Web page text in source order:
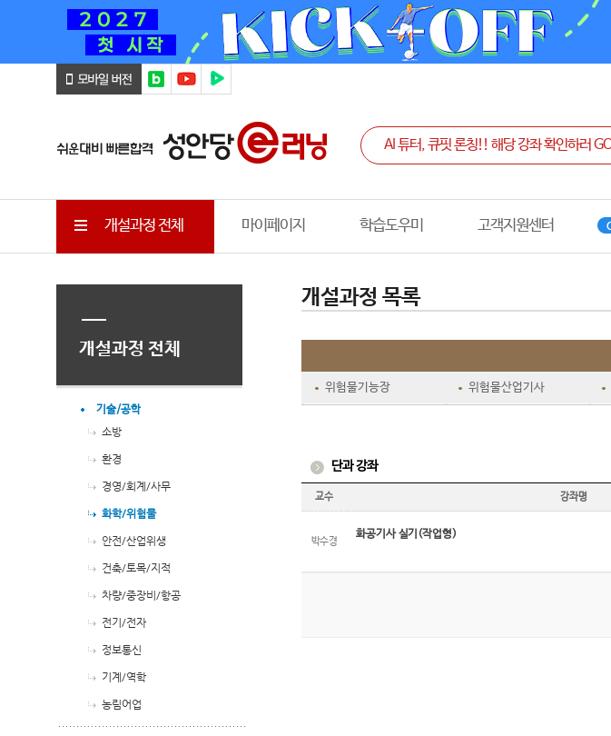
개설과정 전체 마이페이지 학습도우미 고객지원센터
개설과정 전체
기술/공학
소방
환경
경영/회계/사무
화학/위험물
안전/산업위생
건축/토목/지적
차량/중장비/항공
전기/전자
정보통신
기계/역학
농림어업
개설과정 목록
위험물기능장 위험물산업기사
단과 강좌
교수 강좌명
박수경
화공기사 실기(작업형)